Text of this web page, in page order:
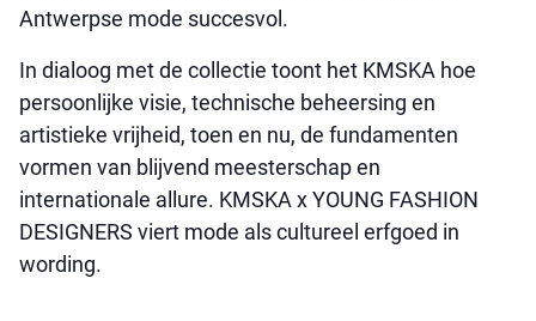
Antwerpse mode succesvol.
In dialoog met de collectie toont het KMSKA hoe
persoonlijke visie, technische beheersing en
artistieke vrijheid, toen en nu, de fundamenten
vormen van blijvend meesterschap en
internationale allure. KMSKA x YOUNG FASHION
DESIGNERS viert mode als cultureel erfgoed in
wording.